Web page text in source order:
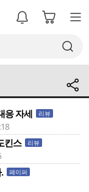
응 자세 리뷰
킨스 리뷰
페이퍼